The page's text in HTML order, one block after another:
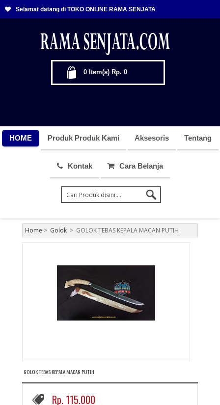
Selamat datang di TOKO ONLINE RAMA SENJATA
0 Item(s) Rp. 0
HOME Produk Produk Kami Aksesoris Tentang
Kontak Cara Belanja
Home > Golok > GOLOK TEBAS KEPALA MACAN PUTIH
GOLOK TEBAS KEPALA MACAN PUTIH
Rp. 115.000